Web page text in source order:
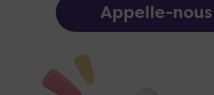
Appelle-nous